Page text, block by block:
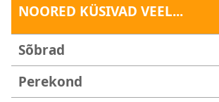
NOORED KÜSIVAD VEEL...
Sõbrad
Perekond